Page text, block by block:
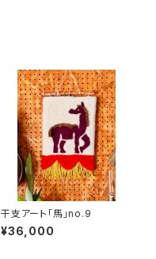
干支アート「馬」no.9
¥36,000